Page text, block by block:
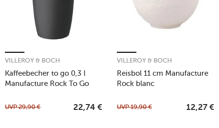
Kaffeebecher to go 0,3 l
Manufacture Rock To Go
VILLEROY & BOCH
UVP29,90 € 22,74 €
Reisbol 11 cm Manufacture
Rock blanc
VILLEROY & BOCH
UVP19,90 € 12,27 €